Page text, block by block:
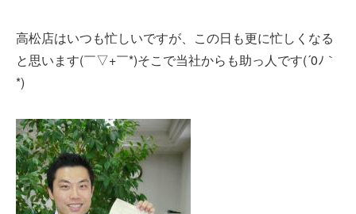
高松店はいつも忙しいですが、この日も更に忙しくなる
と思います(￣▽+￣*)そこで当社からも助っ人です(´0ﾉ｀
*)